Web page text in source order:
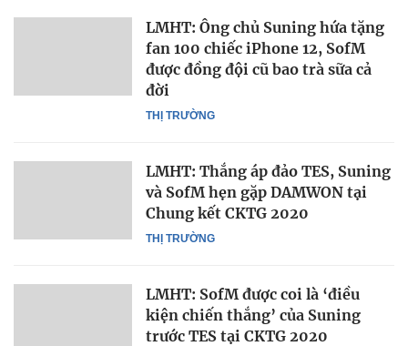
THỊ TRƯỜNG
LMHT: Ông chủ Suning hứa tặng
fan 100 chiếc iPhone 12, SofM
được đồng đội cũ bao trà sữa cả
đời
THỊ TRƯỜNG
LMHT: Thắng áp đảo TES, Suning
và SofM hẹn gặp DAMWON tại
Chung kết CKTG 2020
LMHT: SofM được coi là ‘điều
kiện chiến thắng’ của Suning
trước TES tại CKTG 2020